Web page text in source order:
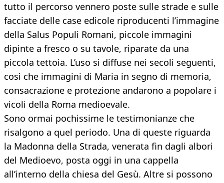
tutto il percorso vennero poste sulle strade e sulle
facciate delle case edicole riproducenti l’immagine
della Salus Populi Romani, piccole immagini
dipinte a fresco o su tavole, riparate da una
piccola tettoia. L’uso si diffuse nei secoli seguenti,
così che immagini di Maria in segno di memoria,
consacrazione e protezione andarono a popolare i
vicoli della Roma medioevale.
Sono ormai pochissime le testimonianze che
risalgono a quel periodo. Una di queste riguarda
la Madonna della Strada, venerata fin dagli albori
del Medioevo, posta oggi in una cappella
all’interno della chiesa del Gesù. Altre si possono